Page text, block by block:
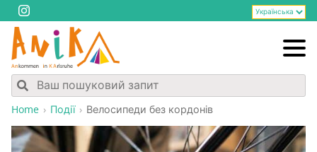
Home Події Вело­си­пе­ди без кордонів